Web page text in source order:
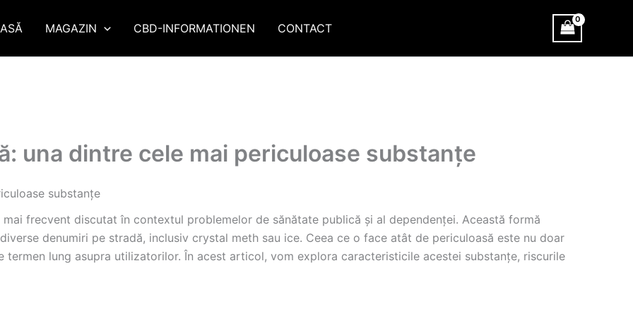
MAGAZIN CBD-INFORMATIONEN CONTACT
una dintre cele mai periculoase substanțe
substanțe
frecvent discutat în contextul problemelor de sănătate publică și al dependenței. Această formă
denumiri pe stradă, inclusiv crystal meth sau ice. Ceea ce o face atât de periculoasă este nu doar
lung asupra utilizatorilor. În acest articol, vom explora caracteristicile acestei substanțe, riscurile